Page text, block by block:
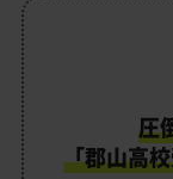
圧
「郡山高